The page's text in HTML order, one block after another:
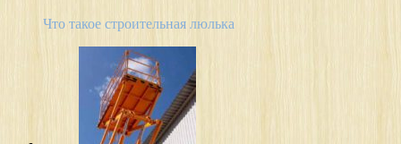
Что такое строительная люлька